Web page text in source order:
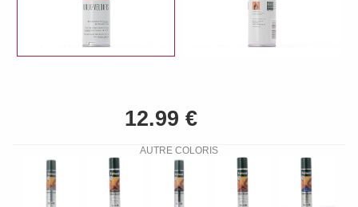
AUTRE COLORIS